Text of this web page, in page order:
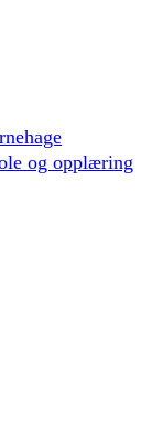
og opplæring